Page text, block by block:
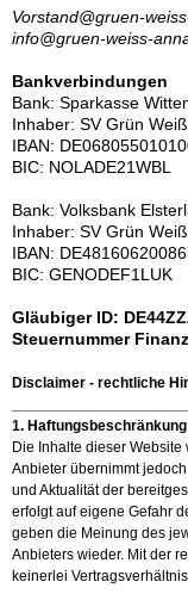
Vorstand@gruen-
info@gruen-weiss-
Bankverbindungen
Bank: Sparkasse
Inhaber: SV Grün
IBAN:
BIC: NOLADE21WBL
Bank: Volksbank
Inhaber: SV Grün
IBAN: DE48160620086
BIC: GENODEF1LUK
Gläubiger ID:
Steuernummer
Disclaimer - rechtliche
1. Haftungsbeschränkung
Die Inhalte dieser
Anbieter übernimmt
und Aktualität der
erfolgt auf eigene Gefahr
geben die Meinung des
Anbieters wieder. Mit der
keinerlei